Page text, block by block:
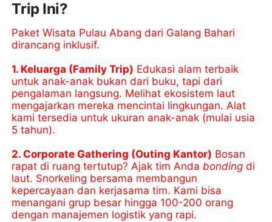
Trip Ini?
Paket Wisata Pulau Abang dari Galang Bahari
dirancang inklusif.
1. Keluarga (Family Trip) Edukasi alam terbaik
untuk anak-anak bukan dari buku, tapi dari
pengalaman langsung. Melihat ekosistem laut
mengajarkan mereka mencintai lingkungan. Alat
kami tersedia untuk ukuran anak-anak (mulai usia
5 tahun).
2. Corporate Gathering (Outing Kantor) Bosan
rapat di ruang tertutup? Ajak tim Andabonding di
laut. Snorkeling bersama membangun
kepercayaan dan kerjasama tim. Kami bisa
menangani grup besar hingga 100-200 orang
dengan manajemen logistik yang rapi.